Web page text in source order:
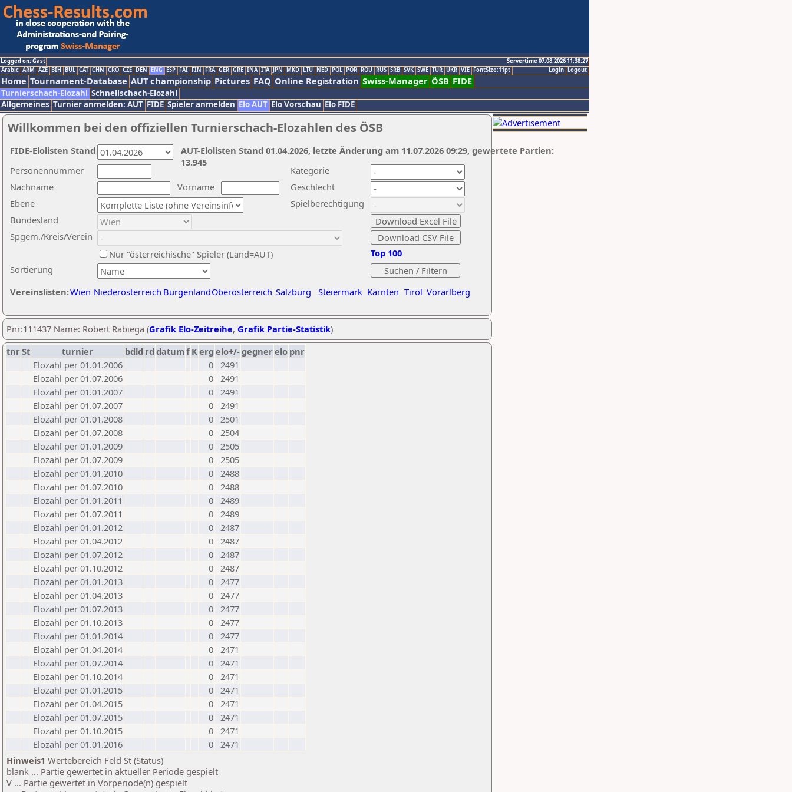
Logged on: Gast
Servertime 07.08.2026 11:38:27
Logout
Login
Arabic ARM AZE BIH BUL CAT CHN CRO CZE DEN ENG ESP FAI FIN FRA GER GRE INA ITA JPN MKD LTU NED POL POR ROU RUS SRB SVK SWE TUR UKR VIE FontSize:11pt
Home Tournament-Database AUT championship Pictures FAQ Online Registration Swiss-Manager ÖSB FIDE
Turnierschach-Elozahl Schnellschach-Elozahl
Allgemeines Turnier anmelden: AUT FIDE Spieler anmelden Elo AUT Elo Vorschau Elo FIDE
Willkommen bei den offiziellen Turnierschach-Elozahlen des ÖSB
Nachname
Vorname
Ebene
Kategorie
Sortierung
Personennummer
Bundesland
Spgem./Kreis/Verein
Geschlecht
Nur "österreichische" Spieler (Land=AUT)
Spielberechtigung
Vereinslisten:Wien Niederösterreich BurgenlandOberösterreich Salzburg Steiermark Kärnten Tirol Vorarlberg
Top 100
AUT-Elolisten Stand 01.04.2026, letzte Änderung am 11.07.2026 09:29, gewertete Partien:
13.945
FIDE-Elolisten Stand
Pnr:111437 Name: Robert Rabiega (Grafik Elo-Zeitreihe, Grafik Partie-Statistik)
tnrSt turnier bdld rd datumf Kerg elo+/-gegnerelo pnr
Elozahl per 01.01.2006
0 2491
Elozahl per 01.07.2006
0 2491
Elozahl per 01.01.2007
0 2491
Elozahl per 01.07.2007
0 2491
Elozahl per 01.01.2008
0 2501
Elozahl per 01.07.2008
0 2504
Elozahl per 01.01.2009
0 2505
Elozahl per 01.07.2009
0 2505
Elozahl per 01.01.2010
0 2488
Elozahl per 01.07.2010
0 2488
Elozahl per 01.01.2011
0 2489
Elozahl per 01.07.2011
0 2489
Elozahl per 01.01.2012
0 2487
Elozahl per 01.04.2012
0 2487
Elozahl per 01.07.2012
0 2487
Elozahl per 01.10.2012
0 2487
Elozahl per 01.01.2013
0 2477
Elozahl per 01.04.2013
0 2477
Elozahl per 01.07.2013
0 2477
Elozahl per 01.10.2013
0 2477
Elozahl per 01.01.2014
0 2477
Elozahl per 01.04.2014
0 2471
Elozahl per 01.07.2014
0 2471
Elozahl per 01.10.2014
0 2471
Elozahl per 01.01.2015
0 2471
Elozahl per 01.04.2015
0 2471
Elozahl per 01.07.2015
0 2471
Elozahl per 01.10.2015
0 2471
Elozahl per 01.01.2016
0 2471
Hinweis1 Wertebereich Feld St (Status)
blank ... Partie gewertet in aktueller Periode gespielt
V ... Partie gewertet in Vorperiode(n) gespielt